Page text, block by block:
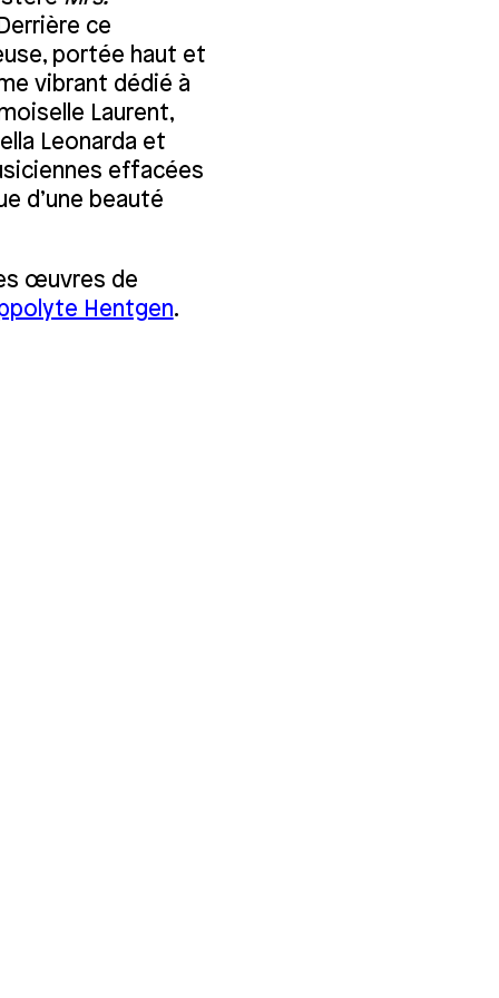
ce
portée haut et
vibrant dédié à
Laurent,
Leonarda et
effacées
d’une beauté
œuvres de
Hentgen.